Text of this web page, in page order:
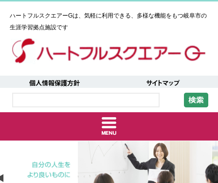
ハートフルスクエアーGは、気軽に利用できる、多様な機能をもつ岐阜市の
生涯学習拠点施設です